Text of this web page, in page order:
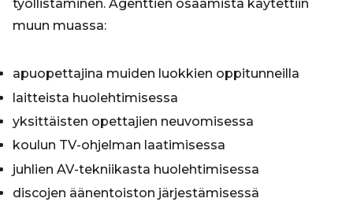
työllistäminen. Agenttien osaamista käytettiin
muun muassa:
apuopettajina muiden luokkien oppitunneilla
laitteista huolehtimisessa
yksittäisten opettajien neuvomisessa
koulun TV-ohjelman laatimisessa
juhlien AV-tekniikasta huolehtimisessa
discojen äänentoiston järjestämisessä